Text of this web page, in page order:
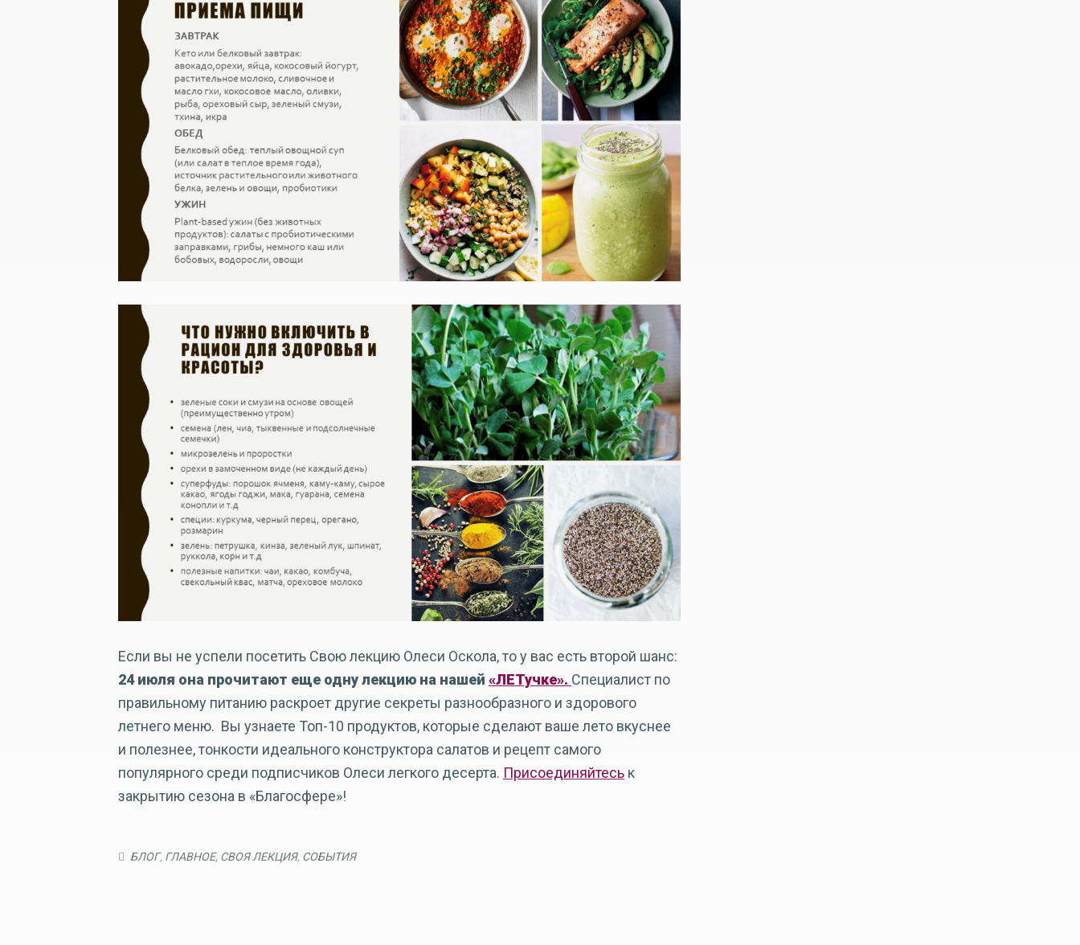
Если вы не успели посетить Свою лекцию Олеси Оскола, то у вас есть второй шанс:
24 июля она прочитают еще одну лекцию на нашей «ЛЕТучке». Специалист по
правильному питанию раскроет другие секреты разнообразного и здорового
летнего меню. Вы узнаете Топ-10 продуктов, которые сделают ваше лето вкуснее
и полезнее, тонкости идеального конструктора салатов и рецепт самого
популярного среди подписчиков Олеси легкого десерта. Присоединяйтеськ
закрытию сезона в «Благосфере»!
БЛОГ, ГЛАВНОЕ, СВОЯ ЛЕКЦИЯ, СОБЫТИЯ